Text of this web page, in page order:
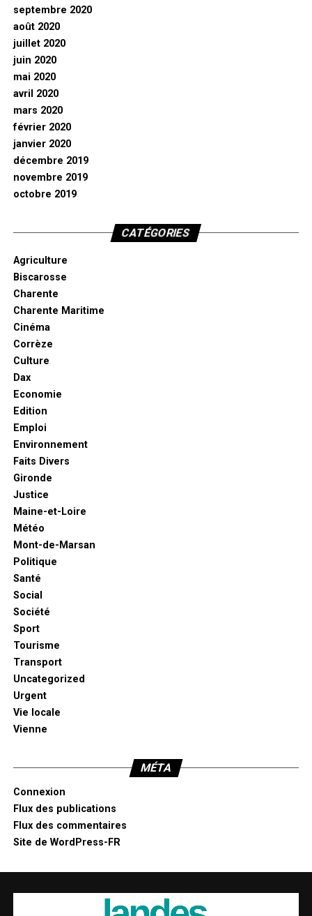
septembre 2020
août 2020
juillet 2020
juin 2020
mai 2020
avril 2020
mars 2020
février 2020
janvier 2020
décembre 2019
novembre 2019
octobre 2019
CATÉGORIES
Agriculture
Biscarosse
Charente
Charente Maritime
Cinéma
Corrèze
Culture
Dax
Economie
Edition
Emploi
Environnement
Faits Divers
Gironde
Justice
Maine-et-Loire
Météo
Mont-de-Marsan
Politique
Santé
Social
Société
Sport
Tourisme
Transport
Uncategorized
Urgent
Vie locale
Vienne
MÉTA
Connexion
Flux des publications
Flux des commentaires
Site de WordPress-FR